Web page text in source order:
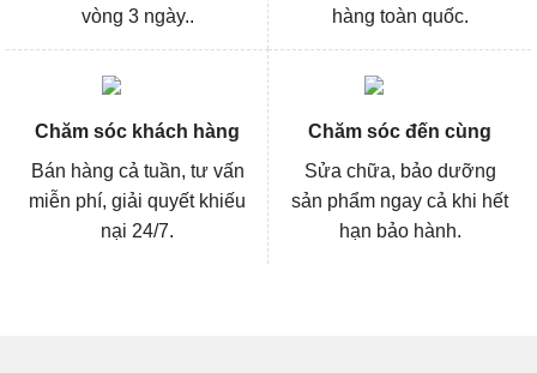
vòng 3 ngày..
hàng toàn quốc.
Chăm sóc khách hàng
Bán hàng cả tuần, tư vấn
miễn phí, giải quyết khiếu
nại 24/7.
Chăm sóc đến cùng
Sửa chữa, bảo dưỡng
sản phẩm ngay cả khi hết
hạn bảo hành.